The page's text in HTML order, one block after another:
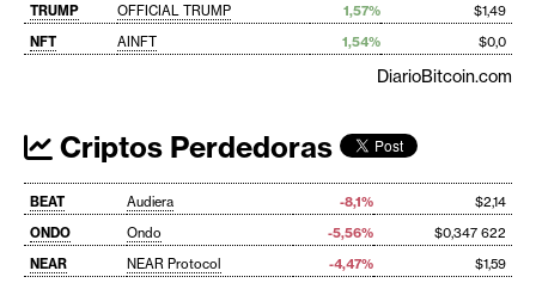
TRUMP
OFFICIAL TRUMP 1,57%
$1,49
NFT
AINFT 1,54% $0,0
DiarioBitcoin.com
Criptos Perdedoras
BEAT Audiera -8,1%
$2,14
ONDO
Ondo -5,56%
$0,347 622
NEAR
NEAR Protocol -4,47%
$1,59